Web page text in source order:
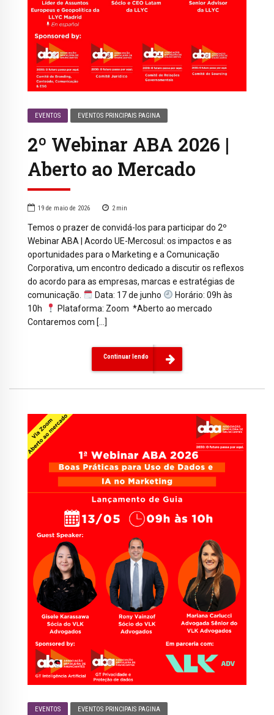
EVENTOS EVENTOS PRINCIPAIS PAGINA
2º Webinar ABA 2026 |
Aberto ao Mercado
19 de maio de 2026 2 min
Temos o prazer de convidá-los para participar do 2º
Webinar ABA | Acordo UE-Mercosul: os impactos e as
oportunidades para o Marketing e a Comunicação
Corporativa, um encontro dedicado a discutir os reflexos
do acordo para as empresas, marcas e estratégias de
comunicação.
Data: 17 de junho
Horário: 09h às
10h
Plataforma: Zoom *Aberto ao mercado
Contaremos com […]
Continuar lendo
EVENTOS EVENTOS PRINCIPAIS PAGINA